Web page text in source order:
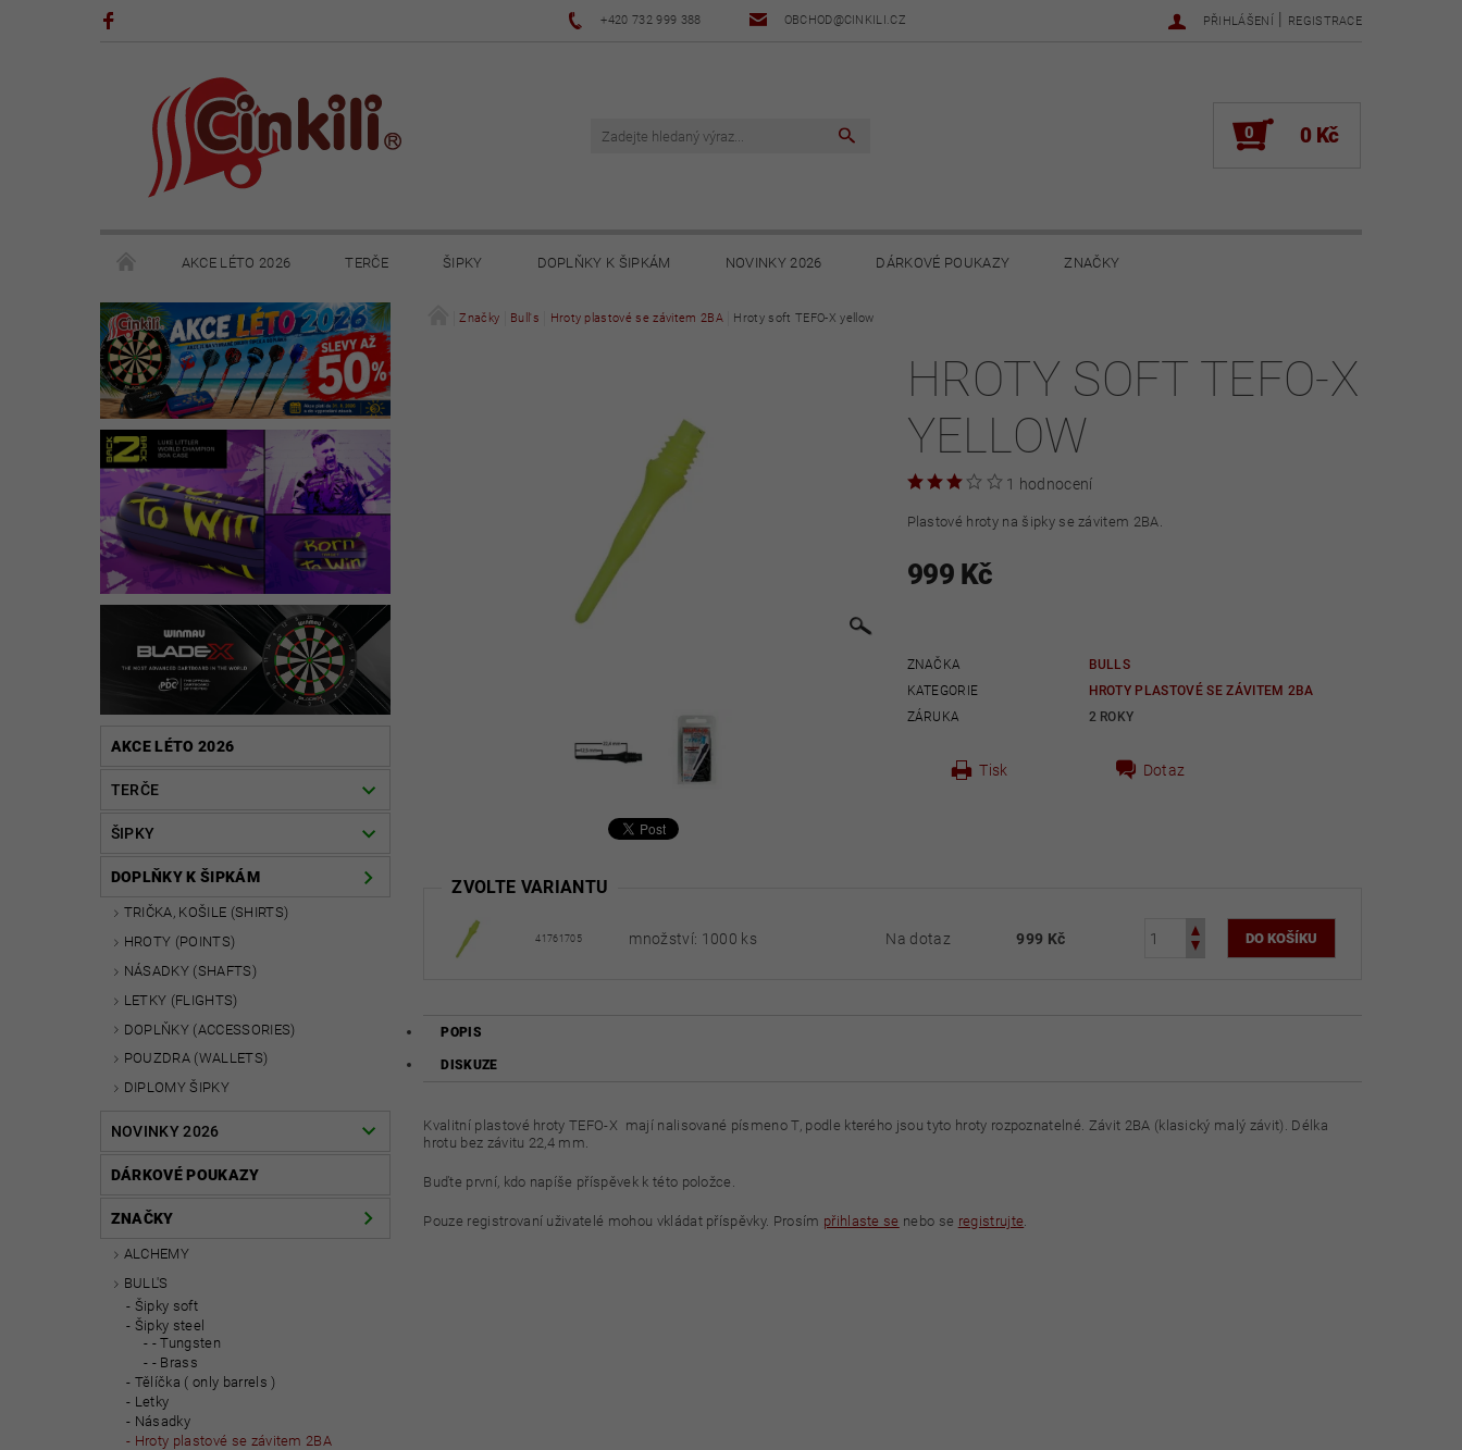
+420 732 999 388 OBCHOD@CINKILI.CZ PŘIHLÁŠENÍ | REGISTRACE
0 0 Kč
AKCE LÉTO 2026 TERČE ŠIPKY DOPLŇKY K ŠIPKÁM NOVINKY 2026 DÁRKOVÉ POUKAZY ZNAČKY
POHÁRY A TROFEJE VÝPRODEJ HRY NOVINKY 2025 NOVINKY 2024 NOVINKY 2023
KONTAKTY NAPIŠTE NÁM SOUBORY KE STAŽENÍ
AKCE LÉTO 2026
TERČE
ŠIPKY
DOPLŇKY K ŠIPKÁM
TRIČKA, KOŠILE (SHIRTS)
HROTY (POINTS)
NÁSADKY (SHAFTS)
LETKY (FLIGHTS)
DOPLŇKY (ACCESSORIES)
POUZDRA (WALLETS)
DIPLOMY ŠIPKY
NOVINKY 2026
DÁRKOVÉ POUKAZY
ZNAČKY
ALCHEMY
BULL'S
Šipky soft
Šipky steel
- Tungsten
- Brass
Tělíčka ( only barrels )
Letky
Násadky
Hroty plastové se závitem 2BA
Značky Bull's Hroty plastové se závitem 2BA Hroty soft TEFO-X yellow
HROTY SOFT TEFO-X
YELLOW
1 hodnocení
Plastové hroty na šipky se závitem 2BA.
999 Kč
ZNAČKA
BULLS
KATEGORIE
HROTY PLASTOVÉ SE ZÁVITEM 2BA
ZÁRUKA
2 ROKY
Tisk Dotaz
ZVOLTE VARIANTU
41761705 množství: 1000 ks Na dotaz 999 Kč
POPIS
DISKUZE
Kvalitní plastové hroty TEFO-X mají nalisované písmeno T, podle kterého jsou tyto hroty rozpoznatelné. Závit 2BA (klasický malý závit). Délka
hrotu bez závitu 22,4 mm.
Buďte první, kdo napíše příspěvek k této položce.
Pouze registrovaní uživatelé mohou vkládat příspěvky. Prosím přihlaste se nebo se registrujte.